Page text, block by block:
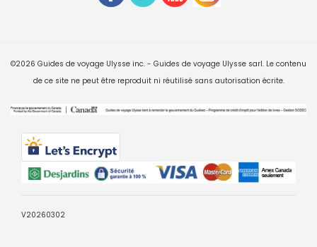
©2026 Guides de voyage Ulysse inc. - Guides de voyage Ulysse sarl. Le contenu
de ce site ne peut être reproduit ni réutilisé sans autorisation écrite.
V20260302